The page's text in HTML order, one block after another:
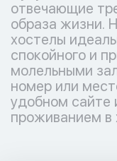
отвечающие
образа жизни.
хостелы
спокойного и
молельными
номер или
удобном сайте
проживанием в